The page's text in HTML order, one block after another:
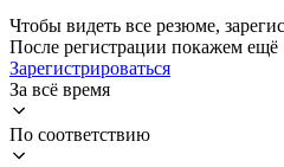
Чтобы видеть все резюме,
После регистрации покажем ещё
Зарегистрироваться
За всё время
По соответствию